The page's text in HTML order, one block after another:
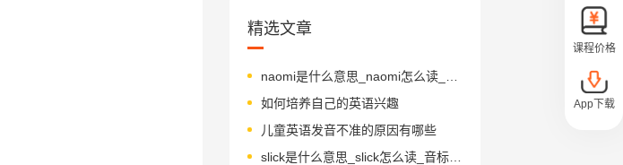
精选文章
如何培养自己的英语兴趣
儿童英语发音不准的原因有哪些
slick是什么意思_slick怎么读_音标slɪk
课程价格
App下载